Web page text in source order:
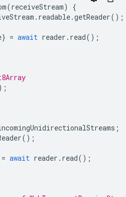
(receiveStream)
{
. readable.getReader();
} = await reader . read();
;
();
= await reader . read();